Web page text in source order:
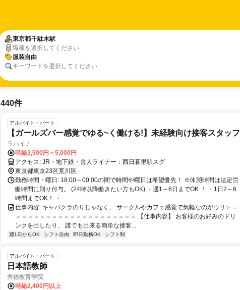
東京都千駄木駅
職種を選択してください
服装自由
キーワードを選択してください
440件
アルバイト・パート
【ガールズバー感覚でゆる~く働ける!】未経験向け接客スタッフ
ラハイナ
時給3,500円～5,000円
アクセス: JR・地下鉄・舎人ライナー：西日暮里駅スグ
東京都東京23区荒川区
勤務時間・曜日: 18:00～00:00の間で時間や曜日は希望優先！ ※休憩時間は法定労
働時間に則り付与。 (24時以降働きたい方もOK) ・週1～6日までOK ！ ・1日2～6
時間までOK！ ・...
仕事内容: キャバクラのりじゃなく、 サークルやカフェ感覚で気軽なのがウリ✨ ＝
＝＝＝＝＝＝＝＝＝＝＝＝＝＝＝＝＝＝＝＝ 【仕事内容】 お客様のお好みのドリ
ンクを出したり、 誰でも出来る簡単な接客...
週1日からOK シフト自由 即日勤務OK シフト制
アルバイト・パート
日本語教師
秀徳教育学院
時給2,400円以上